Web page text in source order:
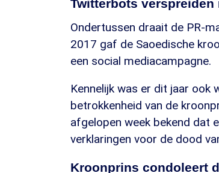
Twitterbots
Ondertussen draait de PR-
2017 gaf de Saoedische
een social mediacampagne.
Kennelijk was er dit jaar
betrokkenheid van de
afgelopen week bekend dat
verklaringen voor de dood
Kroonprins condoleert